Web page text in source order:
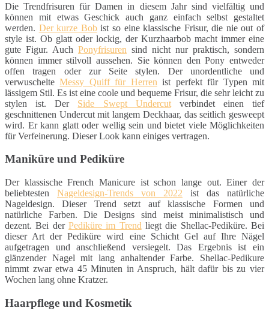
Die Trendfrisuren für Damen in diesem Jahr sind vielfältig und
können mit etwas Geschick auch ganz einfach selbst gestaltet
werden. Der kurze Bobist so eine klassische Frisur, die nie out of
style ist. Ob glatt oder lockig, der Kurzhaarbob macht immer eine
gute Figur. Auch Ponyfrisuren sind nicht nur praktisch, sondern
können immer stilvoll aussehen. Sie können den Pony entweder
offen tragen oder zur Seite stylen. Der unordentliche und
verwuschelteMessy Quiff für Herren ist perfekt für Typen mit
lässigem Stil. Es ist eine coole und bequeme Frisur, die sehr leicht zu
stylen ist. Der Side Swept Undercutverbindet einen tief
geschnittenen Undercut mit langem Deckhaar, das seitlich gesweept
wird. Er kann glatt oder wellig sein und bietet viele Möglichkeiten
für Verfeinerung. Dieser Look kann einiges vertragen.
Maniküre und Pediküre
Der klassische French Manicure ist schon lange out. Einer der
beliebtesten Nageldesign-Trends von 2022 ist das natürliche
Nageldesign. Dieser Trend setzt auf klassische Formen und
natürliche Farben. Die Designs sind meist minimalistisch und
dezent. Bei der Pediküre im Trend liegt die Shellac-Pediküre. Bei
dieser Art der Pediküre wird eine Schicht Gel auf Ihre Nägel
aufgetragen und anschließend versiegelt. Das Ergebnis ist ein
glänzender Nagel mit lang anhaltender Farbe. Shellac-Pedikure
nimmt zwar etwa 45 Minuten in Anspruch, hält dafür bis zu vier
Wochen lang ohne Kratzer.
Haarpflege und Kosmetik